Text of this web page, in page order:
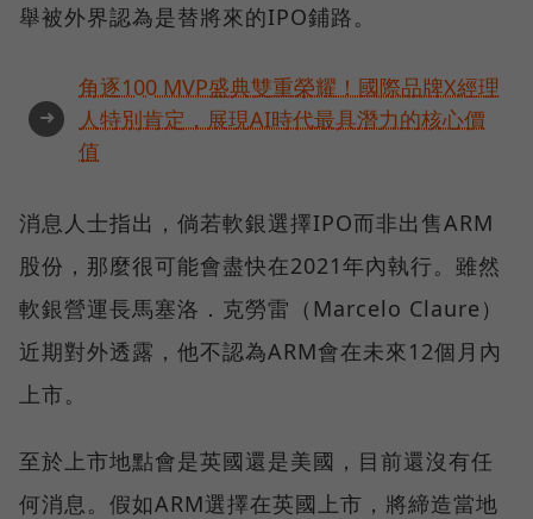
舉被外界認為是替將來的IPO鋪路。
➜
角逐100 MVP盛典雙重榮耀！國際品牌X經理
人特別肯定，展現AI時代最具潛力的核心價
值
消息人士指出，倘若軟銀選擇IPO而非出售ARM
股份，那麼很可能會盡快在2021年內執行。雖然
軟銀營運長馬塞洛．克勞雷（Marcelo Claure）
近期對外透露，他不認為ARM會在未來12個月內
上市。
至於上市地點會是英國還是美國，目前還沒有任
何消息。假如ARM選擇在英國上市，將締造當地